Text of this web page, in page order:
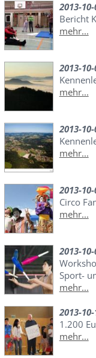
2013-
Bericht
mehr...
2013-
mehr...
2013-
mehr...
2013-
Circo
mehr...
2013-
Sport-
mehr...
2013-
1.200
mehr...